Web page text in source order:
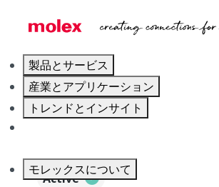
製品とサービス
産業とアプリケーション
トレンドとインサイト
モレックスについて
Board-to-
Active